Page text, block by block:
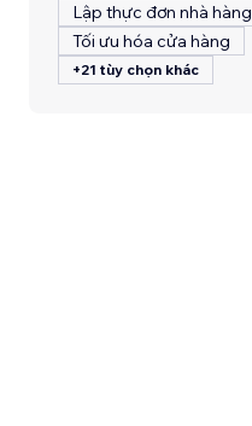
Lập thực đơn nhà hàng
Tối ưu hóa cửa hàng
+21 tùy chọn khác